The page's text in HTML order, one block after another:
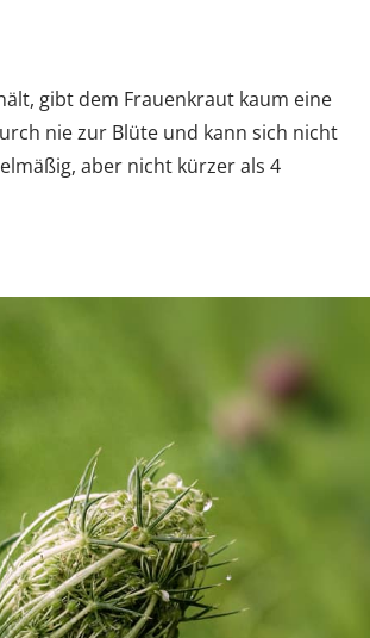
gibt dem Frauenkraut kaum eine
nie zur Blüte und kann sich nicht
aber nicht kürzer als 4